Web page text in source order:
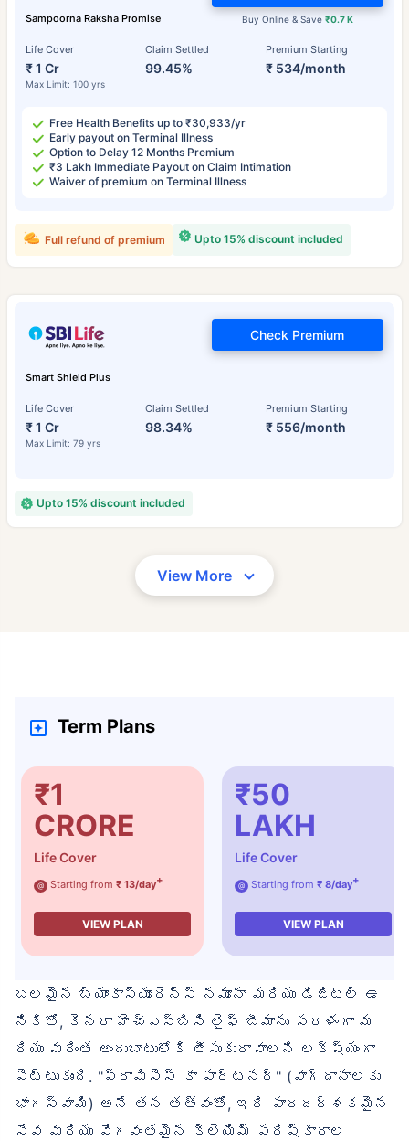
Sampoorna Raksha Promise
Life Cover
₹ 1 Cr
Max Limit: 100 yrs
Claim Settled
99.45%
Premium Starting
₹ 534/month
Buy Online & Save ₹0.7 K
Free Health Benefits up to ₹30,933/yr
Early payout on Terminal Illness
Option to Delay 12 Months Premium
₹3 Lakh Immediate Payout on Claim Intimation
Waiver of premium on Terminal Illness
Upto 15% discount included
Full refund of premium
Smart Shield Plus
Life Cover
₹ 1 Cr
Max Limit: 79 yrs
Claim Settled
98.34%
Premium Starting
₹ 556/month
Check Premium
Upto 15% discount included
View More
Term Plans
₹1
CRORE
Life Cover
@ Starting from ₹ 13/day+
VIEW PLAN
₹50
LAKH
Life Cover
@ Starting from ₹ 8/day+
VIEW PLAN
బలమైన బ్యాంకాస్యూరెన్స్ నమూనా మరియు డిజిటల్ ఉ
నికితో, కెనరా హెచ్‌ఎస్‌బిసి లైఫ్ బీమాను సరళంగా మ
రియు మరింత అందుబాటులోకి తీసుకురావాలని లక్ష్యంగా
పెట్టుకుంది. "ప్రామిసెస్ కా పార్టనర్" (వాగ్దానాలకు
భాగస్వామి) అనే తన తత్వంతో, ఇది పారదర్శకమైన
సేవ మరియు వేగవంతమైన క్లెయిమ్ పరిష్కారాల